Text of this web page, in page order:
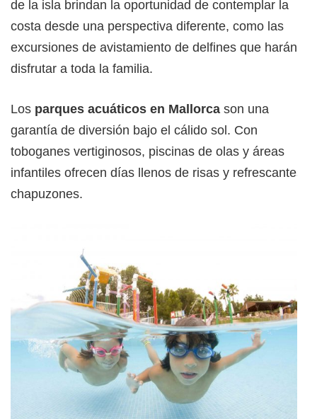
de la isla brindan la oportunidad de contemplar la
costa desde una perspectiva diferente, como las
excursiones de avistamiento de delfines que harán
disfrutar a toda la familia.
Los parques acuáticos en Mallorca son una
garantía de diversión bajo el cálido sol. Con
toboganes vertiginosos, piscinas de olas y áreas
infantiles ofrecen días llenos de risas y refrescantes
chapuzones.